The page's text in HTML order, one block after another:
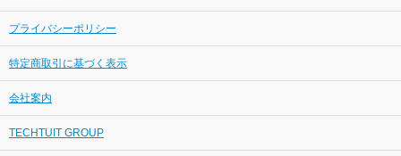
プライバシーポリシー
特定商取引に基づく表示
会社案内
TECHTUIT GROUP